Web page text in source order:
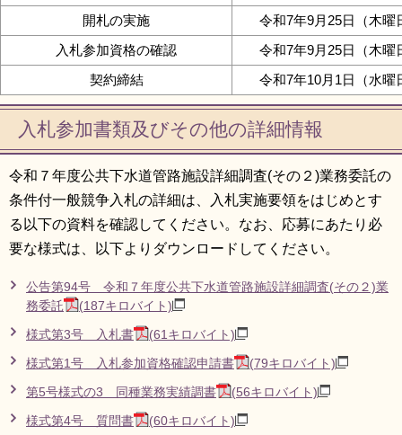
開札の実施
令和7年9月25日（木曜
入札参加資格の確認
令和7年9月25日（木曜
契約締結
令和7年10月1日（水曜
入札参加書類及びその他の詳細情報
令和７年度公共下水道管路施設詳細調査(その２)業務委託の
条件付一般競争入札の詳細は、入札実施要領をはじめとす
る以下の資料を確認してください。なお、応募にあたり必
要な様式は、以下よりダウンロードしてください。
公告第94号 令和７年度公共下水道管路施設詳細調査(その２)業
務委託
(187キロバイト)
様式第3号 入札書 (61キロバイト)
様式第1号 入札参加資格確認申請書 (79キロバイト)
第5号様式の3 同種業務実績調書 (56キロバイト)
様式第4号 質問書 (60キロバイト)